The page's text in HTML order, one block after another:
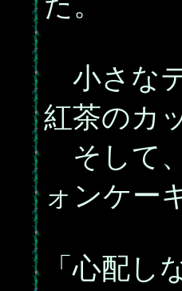
小さな
紅茶のカ
そして
ォンケー
「心配